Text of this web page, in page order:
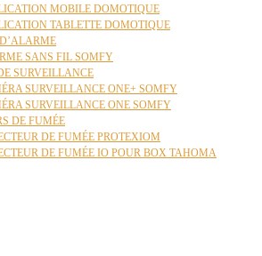
MOBILE DOMOTIQUE
TABLETTE DOMOTIQUE
SANS FIL SOMFY
SURVEILLANCE
SURVEILLANCE ONE+ SOMFY
SURVEILLANCE ONE SOMFY
DE FUMÉE
DE FUMÉE PROTEXIOM
DE FUMÉE IO POUR BOX TAHOMA